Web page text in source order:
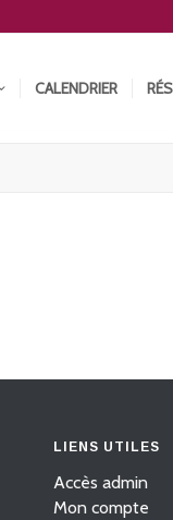
CALENDRIER
LIENS UTILES
Accès admin
Mon compte